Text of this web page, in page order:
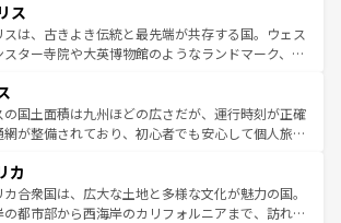
シャンパンの発祥地であるランス、プロヴァンスの
いラベンダー畑など、多彩な楽しみ方が可能だ。さ
パリ以外の地域にも魅力が溢れており、どの街角に
方に足を運ぶとそれぞれで全く異なる文化を体験で
きるだろう。 なお、新着のフランス情報はコンテンツ一覧
してほしい。
つこの国は、どこを歩いても飽きることがない。ベ
の文化的活気、バイエルン州のアルプスの絶景、そ
イン川沿いのワイン畑といった風景は必見。ビール
好きな人にはぜひ体験してほしい。 なお、新着の
情報はコンテンツ一覧を参照してほしい。
ス
スは、古きよき伝統と最先端が共存する国。ウェス
スター寺院や大英博物館のようなランドマーク、歴
とに異なる魅力がある。また、優雅なアフタヌーン
、ビール好きにはたまらない英国パブ、サッカー観
、本場だからこそできる体験も豊富。イギリスを旅
覧を参照してほしい。
の国土面積は九州ほどの広さだが、運行時刻が正確
網が整備されており、初心者でも安心して個人旅行
がそのまま残る町や、スイスならではのユニークな
もあり、アルプス観光だけでなく町歩きも満喫する
できる。国民の所得が高いため物価も高いが、旅行
カ
カ合衆国は、広大な土地と多様な文化が魅力の国。
の都市部から西海岸のカリフォルニアまで、訪れる